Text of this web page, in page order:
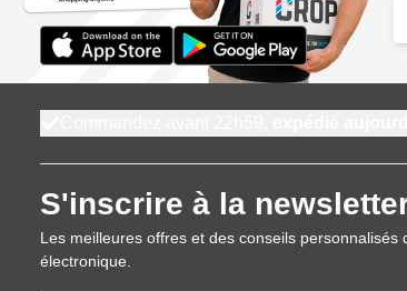
S'inscrire à la
Les meilleures offres et des conseils
électronique.